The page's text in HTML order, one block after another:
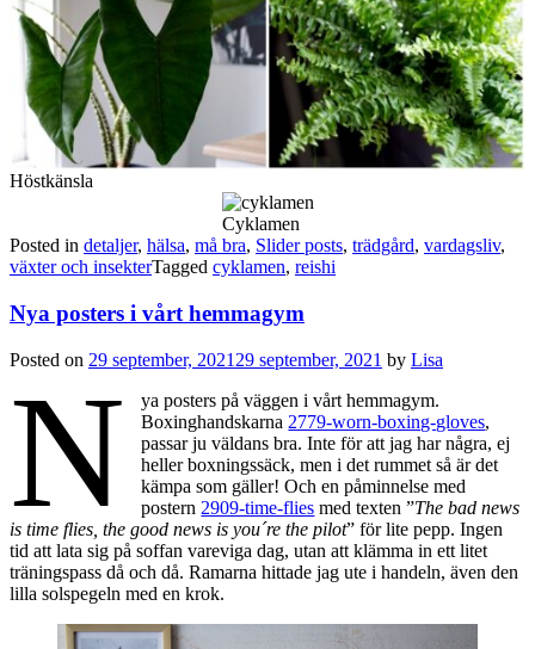
Höstkänsla
Cyklamen
Posted in detaljer, hälsa, må bra, Slider posts, trädgård, vardagsliv,
växter och insekterTagged cyklamen, reishi
Nya posters i vårt hemmagym
Posted on 29 september, 2021 29 september, 2021 by Lisa
N
ya posters på väggen i vårt hemmagym.
Boxinghandskarna 2779-worn-boxing-gloves,
passar ju väldans bra. Inte för att jag har några, ej
heller boxningssäck, men i det rummet så är det
kämpa som gäller! Och en påminnelse med
postern 2909-time-flies med texten ”The bad news
is time flies, the good news is you´re the pilot” för lite pepp. Ingen
tid att lata sig på soffan vareviga dag, utan att klämma in ett litet
träningspass då och då. Ramarna hittade jag ute i handeln, även den
lilla solspegeln med en krok.